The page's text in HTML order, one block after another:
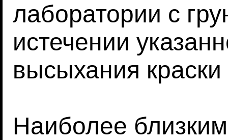
лаборатории с
истечении
высыхания
Наиболее